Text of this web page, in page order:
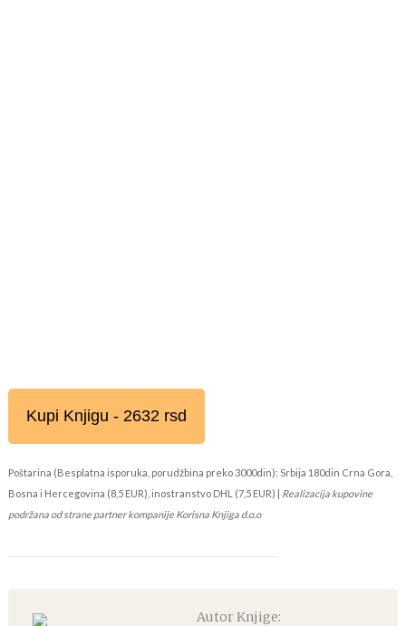
Kupi Knjigu - 2632 rsd
Poštarina (Besplatna isporuka, porudžbina preko 3000din): Srbija 180din Crna Gora,
Bosna i Hercegovina (8,5 EUR), inostranstvo DHL (7,5 EUR) | Realizacija kupovine
podržana od strane partner kompanije Korisna Knjiga d.o.o
Autor Knjige: